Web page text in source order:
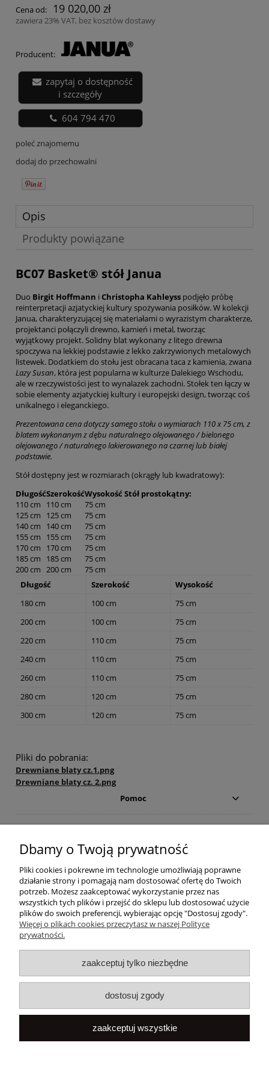
Cena od: 19 020,00 zł
zawiera 23% VAT, bez kosztów dostawy
Producent:
zapytaj o dostępność
i szczegóły
604 794 470
poleć znajomemu
dodaj do przechowalni
Opis
Produkty powiązane
BC07 Basket® stół Janua
Duo Birgit Hoffmann i Christopha Kahleyss podjęło próbę
reinterpretacji azjatyckiej kultury spożywania posiłków. W kolekcji
Janua, charakteryzującej się materiałami o wyrazistym charakterze,
projektanci połączyli drewno, kamień i metal, tworząc
wyjątkowy projekt. Solidny blat wykonany z litego drewna
spoczywa na lekkiej podstawie z lekko zakrzywionych metalowych
listewek. Dodatkiem do stołu jest obracana taca z kamienia, zwana
Lazy Susan, która jest popularna w kulturze Dalekiego Wschodu,
ale w rzeczywistości jest to wynalazek zachodni. Stołek ten łączy w
sobie elementy azjatyckiej kultury i europejski design, tworząc coś
unikalnego i eleganckiego.
Prezentowana cena dotyczy samego stołu o wymiarach 110 x 75 cm, z
blatem wykonanym z dębu naturalnego olejowanego / bielonego
olejowanego / naturalnego lakierowanego na czarnej lub białej
podstawie.
Stół dostępny jest w rozmiarach (okrągły lub kwadratowy):
DługośćSzerokośćWysokość
110 cm
110 cm
75 cm
125 cm
125 cm
75 cm
140 cm
140 cm
75 cm
155 cm
155 cm
75 cm
170 cm
170 cm
75 cm
185 cm
185 cm
75 cm
200 cm 200 cm 75 cm
Stół prostokątny:
Długość Szerokość
Wysokość
180 cm
100 cm
75 cm
200 cm
100 cm
75 cm
220 cm
110 cm
75 cm
240 cm
110 cm
75 cm
260 cm
110 cm
75 cm
280 cm
120 cm
75 cm
300 cm
120 cm 75 cm
Pliki do pobrania:
Drewniane blaty cz.1.png
Drewniane blaty cz. 2.png
Pomoc
Moje konto
Płatności i dostawa
Informacje
O nas
Popularne
Dbamy o Twoją prywatność
Pliki cookies i pokrewne im technologie umożliwiają poprawne
działanie strony i pomagają nam dostosować ofertę do Twoich
potrzeb. Możesz zaakceptować wykorzystanie przez nas
wszystkich tych plików i przejść do sklepu lub dostosować użycie
plików do swoich preferencji, wybierając opcję "Dostosuj zgody".
Więcej o plikach cookies przeczytasz w naszej Polityce
prywatności.
zaakceptuj tylko niezbędne
dostosuj zgody
zaakceptuj wszystkie